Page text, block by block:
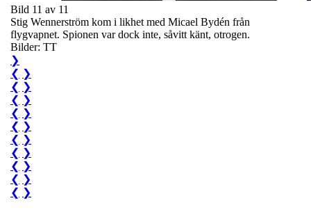
Bild 11 av 11
Stig Wennerström kom i likhet med Micael Bydén från
flygvapnet. Spionen var dock inte, såvitt känt, otrogen.
Bilder: TT
❯
❮ ❯
❮ ❯
❮ ❯
❮ ❯
❮ ❯
❮ ❯
❮ ❯
❮ ❯
❮ ❯
❮ ❯